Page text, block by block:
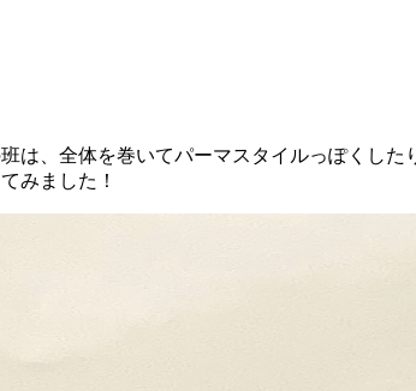
、全体を巻いてパーマスタイルっぽくし
みました！